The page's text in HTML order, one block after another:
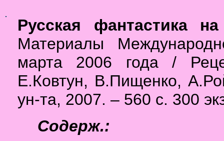
Русская фантастика
Материалы
марта 2006 года /
Е.Ковтун, В.Пищенко,
ун-та, 2007. – 560 с. 300
Содерж.: